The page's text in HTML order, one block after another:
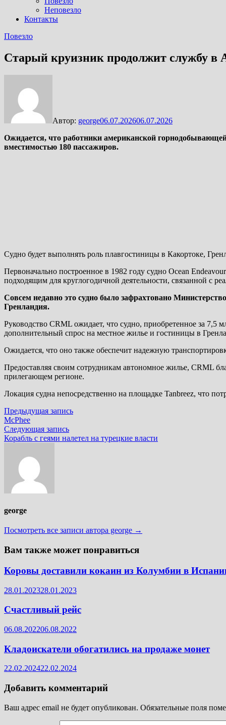
Неповезло
Контакты
Повезло
Старый круизник продолжит службу в
Автор: george06.07.202606.07.2026
Ожидается, что работники американской
вместимостью 180 пассажиров.
Судно будет выполнять роль плавгостиницы в Какортоке,
Первоначально построенное в 1982 году судно Ocean
подходящим для круглогодичной деятельности, связанной с
Совсем недавно это судно было зафрахтовано
Гренландия.
Руководство CRML ожидает, что судно, приобретенное за
дополнительный спрос на местное жилье и гостиницы в
Ожидается, что оно также обеспечит надежную
Предоставляя своим сотрудникам автономное жилье, CRML
прилегающем регионе.
Локация судна непосредственно на площадке Tanbreez, что
Навигация
по
записям
Предыдущая записьПредыдущая
McPhee
Следующая записьСледующая
запись:
Корабль с геями налетел на турецкие власти
george
Посмотреть все записи автора george →
Вам также может понравиться
Коровы доставили кокаин из Колумбии в
28.01.202328.01.2023
Счастливый рейс
06.08.202206.08.2022
Кладоискатели обогатились на продаже монет
22.02.202422.02.2024
Добавить комментарий
Ваш адрес email не будет опубликован. Обязательные поля